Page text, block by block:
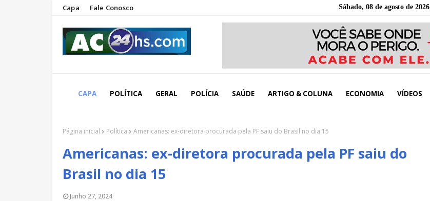
Capa Fale Conosco Sábado, 08 de agosto de 2026
CAPA POLÍTICA GERAL POLÍCIA SAÚDE ARTIGO & COLUNA ECONOMIA VÍDEOS
Página inicial Política Americanas: ex-diretora procurada pela PF saiu do Brasil no dia 15
Americanas: ex-diretora procurada pela PF saiu do
Brasil no dia 15
Junho 27, 2024